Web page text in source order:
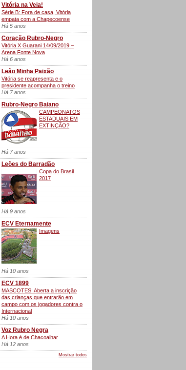
Vitória na Veia!
Série B: Fora de casa, Vitória
empata com a Chapecoense
Há 5 anos
Coração Rubro-Negro
Vitória X Guarani 14/09/2019 –
Arena Fonte Nova
Há 6 anos
Leão Minha Paixão
Vitória se reapresenta e o
presidente acompanha o treino
Há 7 anos
Rubro-Negro Baiano
CAMPEONATOS
ESTADUAIS EM
EXTINÇÃO?
Há 7 anos
Leões do Barradão
Copa do Brasil
2017
Há 9 anos
ECV Eternamente
Imagens
Há 10 anos
ECV 1899
MASCOTES: Aberta a inscrição
das crianças que entrarão em
campo com os jogadores contra o
Internacional
Há 10 anos
Voz Rubro Negra
A Hora é de Chacoalhar
Há 12 anos
Mostrar todos